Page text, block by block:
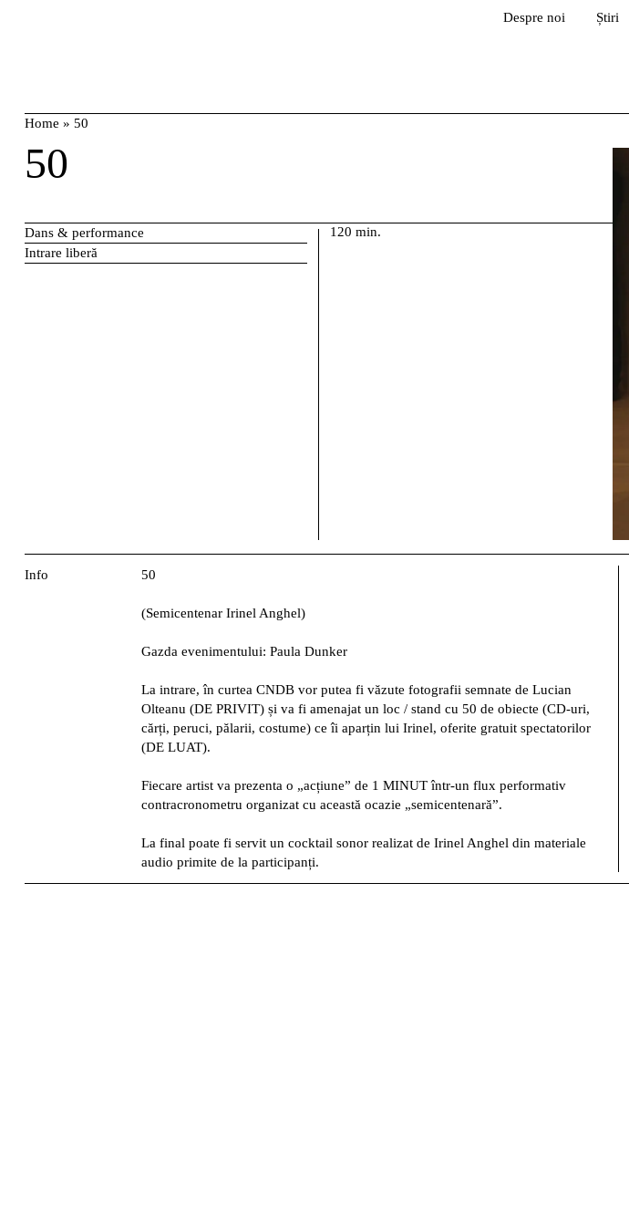
Despre noi Știri
Home » 50
50
Dans & performance
Intrare liberă
120 min.
Info 50
(Semicentenar Irinel Anghel)
Gazda evenimentului: Paula Dunker
La intrare, în curtea CNDB vor putea fi văzute fotografii semnate de Lucian
Olteanu (DE PRIVIT) și va fi amenajat un loc / stand cu 50 de obiecte (CD-uri,
cărți, peruci, pălarii, costume) ce îi aparțin lui Irinel, oferite gratuit spectatorilor
(DE LUAT).
Fiecare artist va prezenta o „acțiune” de 1 MINUT într-un flux performativ
contracronometru organizat cu această ocazie „semicentenară”.
La final poate fi servit un cocktail sonor realizat de Irinel Anghel din materiale
audio primite de la participanți.